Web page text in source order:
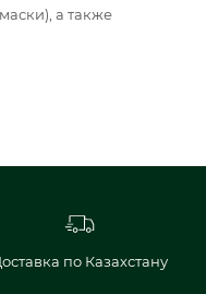
а также
по Казахстану